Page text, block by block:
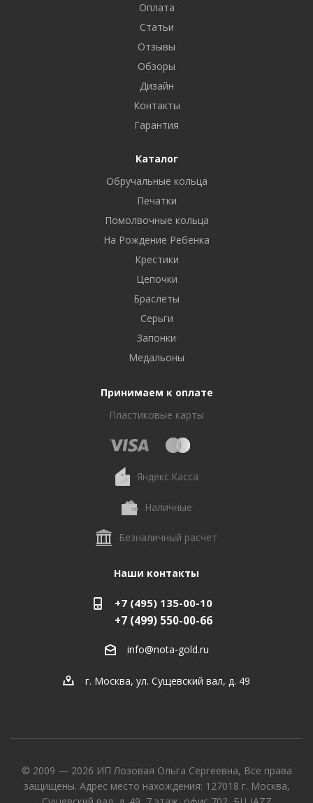
Оплата
Статьи
Отзывы
Обзоры
Дизайн
Контакты
Гарантия
Каталог
Обручальные кольца
Печатки
Помолвочные кольца
На Рождение Ребенка
Крестики
Цепочки
Браслеты
Серьги
Запонки
Медальоны
Принимаем к оплате
Пластиковые карты
Яндекс.Касса
Наличные
Безналичный расчет
Наши контакты
+7 (495) 135-00-10
+7 (499) 550-00-66
info@nota-gold.ru
г. Москва, ул. Сущевский вал, д. 49
© 2009 — 2026 ИП Лозовая Ольга Сергеевна, Все права
защищены. Адрес место нахождения: 127018 г. Москва,